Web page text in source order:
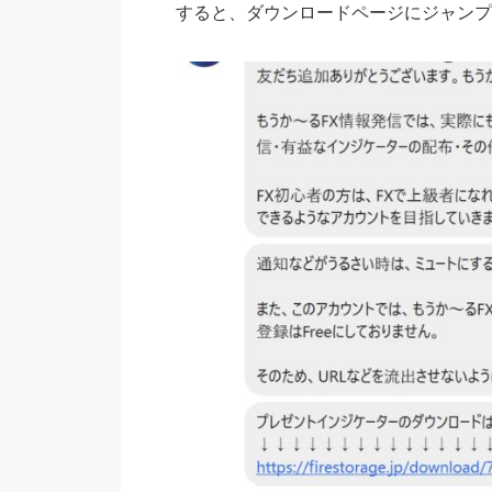
すると、ダウンロードページにジャン